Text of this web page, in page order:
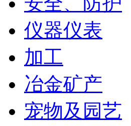
仪器仪表
加工
冶金矿产
宠物及园艺